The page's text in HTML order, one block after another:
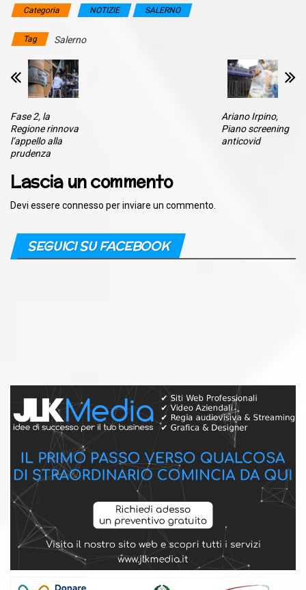
Categoria NOTIZIE SALERNO
Tag Salerno
Fase 2, la
Regione rinnova
l’appello alla
prudenza
Ariano Irpino,
Piano screening
anticovid
Lascia un commento
Devi essere connesso per inviare un commento.
SEGUICI SU FACEBOOK